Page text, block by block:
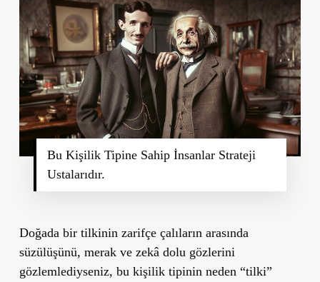
Bu Kişilik Tipine Sahip İnsanlar Strateji
Ustalarıdır.
Doğada bir tilkinin zarifçe çalıların arasında
süzülüşünü, merak ve zekâ dolu gözlerini
gözlemlediyseniz, bu kişilik tipinin neden “tilki”